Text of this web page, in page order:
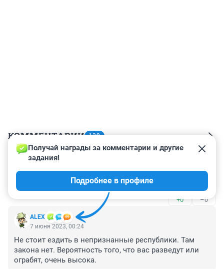
КОММЕНТАРИИ 139
Гость
Почему в опросе нет ответа "Нет и не собираюсь"?
+0 –0
ALЕX
Получай награды за комментарии и другие
задания!
Подробнее в профиле
7 июня 2023, 00:24
Не стоит ездить в непризнанные республики. Там
закона нет. Вероятность того, что вас разведут или
ограбят, очень высока.